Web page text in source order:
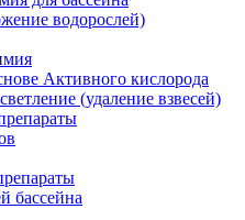
водорослей)
Активного кислорода
(удаление взвесей)
бассейна